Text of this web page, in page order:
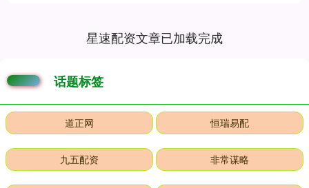
星速配资文章已加载完成
话题标签
道正网 恒瑞易配
九五配资 非常谋略